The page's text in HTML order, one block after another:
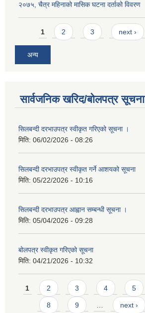
२०७५, चैत्र महिनाको मासिक घटना दर्ताको विवरण
Pages
1 2 3 next ›
अन्य
सार्वजनिक खरिद/बोलपत्र सूचना
सिलबन्दी दरभाउपत्र स्वीकृत गरिएको सूचना ।
मिति: 06/02/2026 - 08:26
सिलबन्दी दरभाउपत्र स्वीकृत गर्ने आशयको सूचना
मिति: 05/22/2026 - 10:16
सिलबन्दी दरभाउपत्र आह्वान सम्बन्धी सूचना ।
मिति: 05/04/2026 - 09:28
बोलपत्र स्वीकृत गरिएको सूचना
मिति: 04/21/2026 - 10:32
Pages
1 2 3 4 5
8 9 next ›